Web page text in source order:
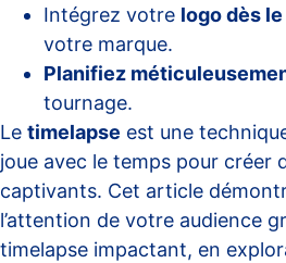
Intégrez votre logo dès
votre marque.
Planifiez
tournage.
Le timelapse est une
joue avec le temps pour créer
captivants. Cet article
l’attention de votre audience
timelapse impactant, en